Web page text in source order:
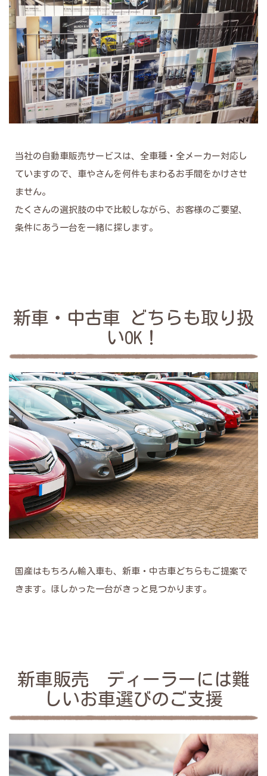
当社の自動車販売サービスは、全車種・全メーカー対応し
ていますので、車やさんを何件もまわるお手間をかけさせ
ません。
たくさんの選択肢の中で比較しながら、お客様のご要望、
条件にあう一台を一緒に探します。
新車・中古車 どちらも取り扱
いOK！
国産はもちろん輸入車も、新車・中古車どちらもご提案で
きます。ほしかった一台がきっと見つかります。
新車販売 ディーラーには難
しいお車選びのご支援